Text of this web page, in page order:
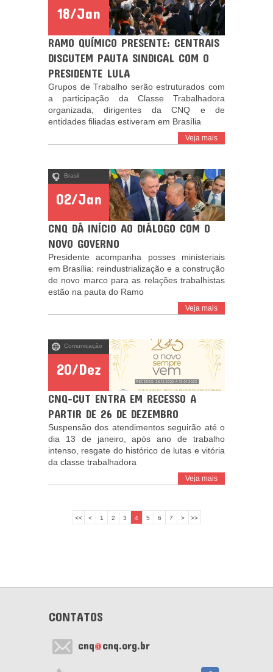
18/Jan
RAMO QUÍMICO PRESENTE: CENTRAIS
DISCUTEM PAUTA SINDICAL COM O
PRESIDENTE LULA
Grupos de Trabalho serão estruturados com
a participação da Classe Trabalhadora
organizada; dirigentes da CNQ e de
entidades filiadas estiveram em Brasília
Veja mais
Brasil
02/Jan
CNQ DÁ INÍCIO AO DIÁLOGO COM O
NOVO GOVERNO
Presidente acompanha posses ministeriais
em Brasília: reindustrialização e a construção
de novo marco para as relações trabalhistas
estão na pauta do Ramo
Veja mais
Comunicação
20/Dez
CNQ-CUT ENTRA EM RECESSO A
PARTIR DE 26 DE DEZEMBRO
Suspensão dos atendimentos seguirão até o
dia 13 de janeiro, após ano de trabalho
intenso, resgate do histórico de lutas e vitória
da classe trabalhadora
Veja mais
<< < 1 2 3 4 5 6 7 > >>
CONTATOS
cnq@cnq.org.br